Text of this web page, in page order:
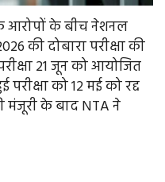
आरोपों के बीच नेशनल
की दोबारा परीक्षा की
21 जून को आयोजित
को 12 मई को रद्द
मंजूरी के बाद NTA ने